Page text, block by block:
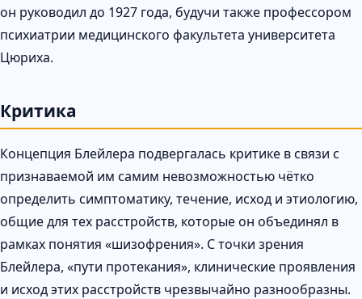
он руководил до 1927 года, будучи также профессором
психиатрии медицинского факультета университета
Цюриха.
Критика
Концепция Блейлера подвергалась критике в связи с
признаваемой им самим невозможностью чётко
определить симптоматику, течение, исход и этиологию,
общие для тех расстройств, которые он объединял в
рамках понятия «шизофрения». С точки зрения
Блейлера, «пути протекания», клинические проявления
и исход этих расстройств чрезвычайно разнообразны.